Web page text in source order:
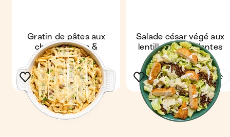
Gratin de pâtes aux
champignons &
reblochon
Voir la recette
Salade césar végé aux
lentilles croustillantes
Voir la recette